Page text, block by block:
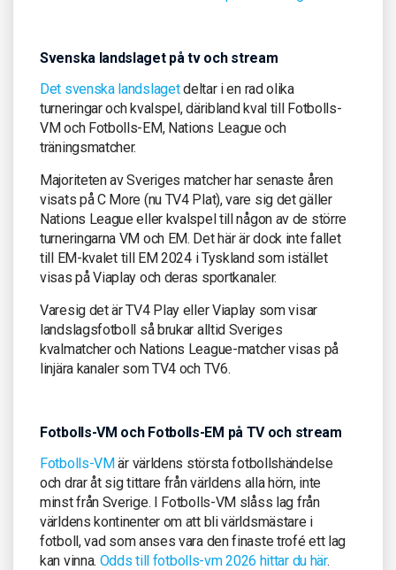
Svenska landslaget på tv och stream
Det svenska landslagetdeltar i en rad olika
turneringar och kvalspel, däribland kval till Fotbolls-
VM och Fotbolls-EM, Nations League och
träningsmatcher.
Majoriteten av Sveriges matcher har senaste åren
visats på C More (nu TV4 Plat), vare sig det gäller
Nations League eller kvalspel till någon av de större
turneringarna VM och EM. Det här är dock inte fallet
till EM-kvalet till EM 2024 i Tyskland som istället
visas på Viaplay och deras sportkanaler.
Varesig det är TV4 Play eller Viaplay som visar
landslagsfotboll så brukar alltid Sveriges
kvalmatcher och Nations League-matcher visas på
linjära kanaler som TV4 och TV6.
Fotbolls-VM och Fotbolls-EM på TV och stream
Fotbolls-VMär världens största fotbollshändelse
och drar åt sig tittare från världens alla hörn, inte
minst från Sverige. I Fotbolls-VM slåss lag från
världens kontinenter om att bli världsmästare i
fotboll, vad som anses vara den finaste trofé ett lag
kan vinna. Odds till fotbolls-vm 2026 hittar du här.